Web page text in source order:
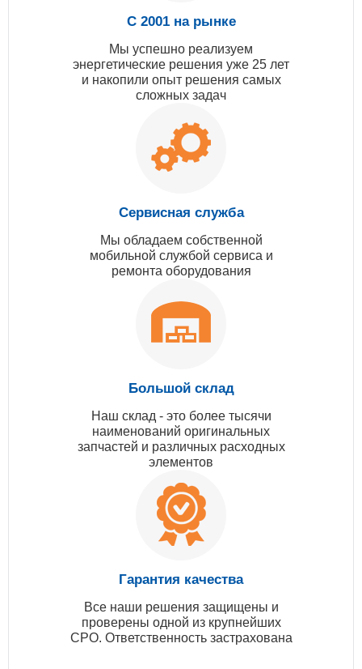
С 2001 на рынке
Мы успешно реализуем
энергетические решения уже 25 лет
и накопили опыт решения самых
сложных задач
Сервисная служба
Мы обладаем собственной
мобильной службой сервиса и
ремонта оборудования
Большой склад
Наш склад - это более тысячи
наименований оригинальных
запчастей и различных расходных
элементов
Гарантия качества
Все наши решения защищены и
проверены одной из крупнейших
СРО. Ответственность застрахована